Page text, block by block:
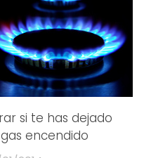
si te has dejado
encendido